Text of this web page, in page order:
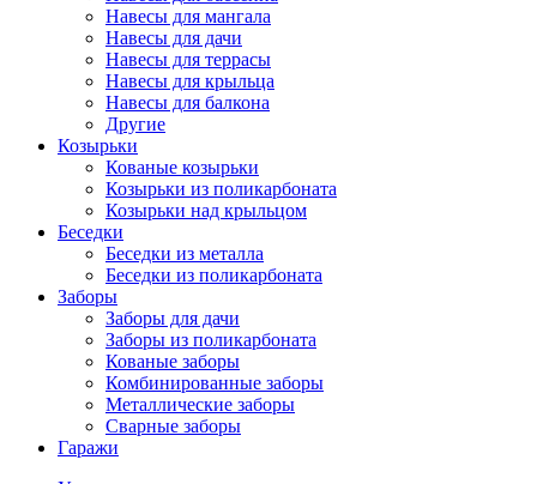
Навесы для мангала
Навесы для дачи
Навесы для террасы
Навесы для крыльца
Навесы для балкона
Другие
Козырьки
Кованые козырьки
Козырьки из поликарбоната
Козырьки над крыльцом
Беседки
Беседки из металла
Беседки из поликарбоната
Заборы
Заборы для дачи
Заборы из поликарбоната
Кованые заборы
Комбинированные заборы
Металлические заборы
Сварные заборы
Гаражи